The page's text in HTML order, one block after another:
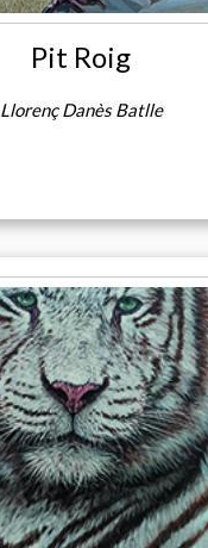
Pit Roig
Llorenç Danès Batlle